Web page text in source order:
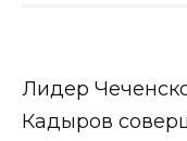
Лидер
Кадыров